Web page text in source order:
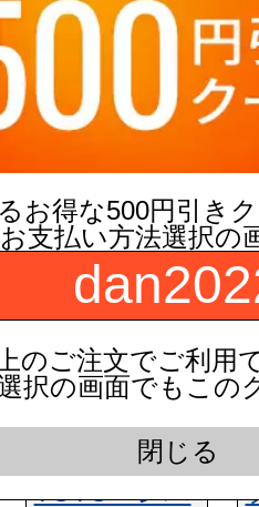
おたふく手袋
の店舗受注状
TOTO レバ
お得な500円引き
支払い方法選択の
のご注文でご利用
択の画面でもこの
閉じる